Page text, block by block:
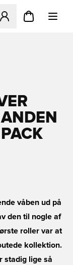
Modal til at
våben ud på
den til nogle af
roller var at
kollektion.
stadig lige så